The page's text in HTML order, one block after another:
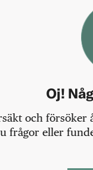
Oj!
och försöker
frågor eller